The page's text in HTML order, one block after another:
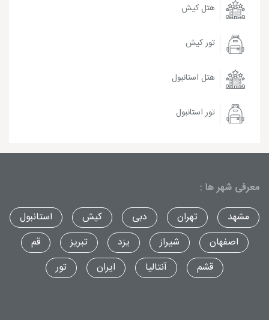
هتل کیش
تور کیش
هتل استانبول
تور استانبول
معرفی شهر ها :
مشهد
تهران دبی کیش
استانبول
اصفهان
شیراز یزد تبریز
قم
قشم
آنتالیا ایران تور